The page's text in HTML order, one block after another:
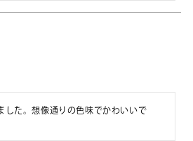
した。想像通りの色味でかわいいで